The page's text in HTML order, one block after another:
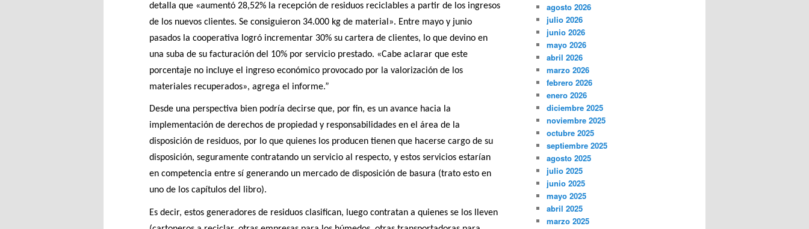
detalla que «aumentó 28,52% la recepción de residuos reciclables a partir de los ingresos
de los nuevos clientes. Se consiguieron 34.000 kg de material». Entre mayo y junio
pasados la cooperativa logró incrementar 30% su cartera de clientes, lo que devino en
una suba de su facturación del 10% por servicio prestado. «Cabe aclarar que este
porcentaje no incluye el ingreso económico provocado por la valorización de los
materiales recuperados», agrega el informe.”
Desde una perspectiva bien podría decirse que, por fin, es un avance hacia la
implementación de derechos de propiedad y responsabilidades en el área de la
disposición de residuos, por lo que quienes los producen tienen que hacerse cargo de su
disposición, seguramente contratando un servicio al respecto, y estos servicios estarían
en competencia entre sí generando un mercado de disposición de basura (trato esto en
uno de los capítulos del libro).
Es decir, estos generadores de residuos clasifican, luego contratan a quienes se los lleven
agosto 2026
julio 2026
junio 2026
mayo 2026
abril 2026
marzo 2026
febrero 2026
enero 2026
diciembre 2025
noviembre 2025
octubre 2025
septiembre 2025
agosto 2025
julio 2025
junio 2025
mayo 2025
abril 2025
marzo 2025